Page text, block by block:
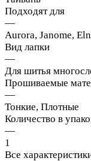
Подходят для
—
Aurora, Janome,
Вид лапки
—
Для шитья
Прошиваемые
—
Тонкие, Плотные
Количество в
—
1
Все